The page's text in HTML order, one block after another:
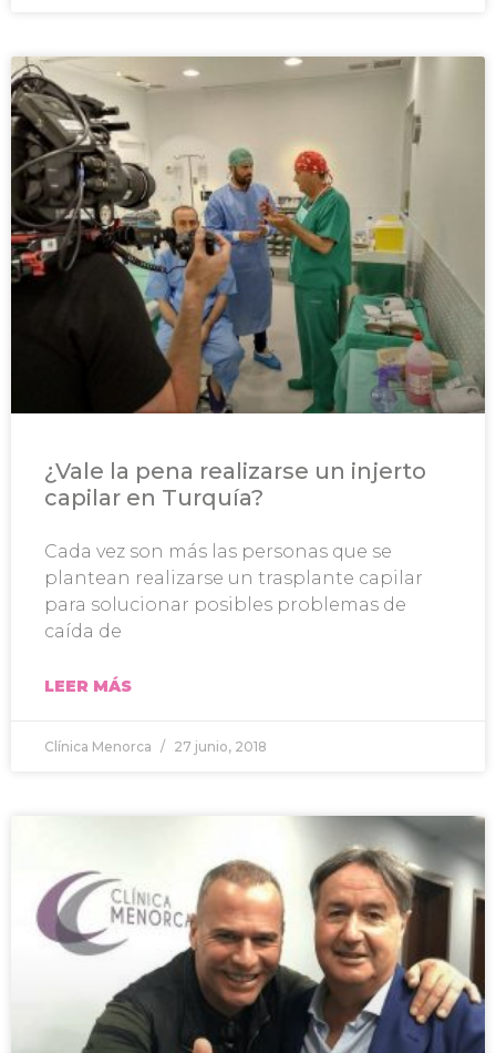
¿Vale la pena realizarse un injerto
capilar en Turquía?
Cada vez son más las personas que se
plantean realizarse un trasplante capilar
para solucionar posibles problemas de
caída de
LEER MÁS
Clínica Menorca 27 junio, 2018